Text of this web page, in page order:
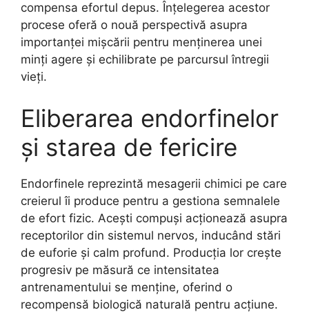
compensa efortul depus. Înțelegerea acestor
procese oferă o nouă perspectivă asupra
importanței mișcării pentru menținerea unei
minți agere și echilibrate pe parcursul întregii
vieți.
Eliberarea endorfinelor
și starea de fericire
Endorfinele reprezintă mesagerii chimici pe care
creierul îi produce pentru a gestiona semnalele
de efort fizic. Acești compuși acționează asupra
receptorilor din sistemul nervos, inducând stări
de euforie și calm profund. Producția lor crește
progresiv pe măsură ce intensitatea
antrenamentului se menține, oferind o
recompensă biologică naturală pentru acțiune.